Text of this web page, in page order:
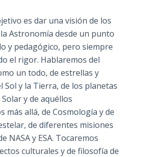
es dar una visión de los
Astronomía desde un punto
y pedagógico, pero siempre
el rigor. Hablaremos del
un todo, de estrellas y
Sol y la Tierra, de los planetas
y de aquéllos
más allá, de Cosmología y de
de diferentes misiones
NASA y ESA. Tocaremos
culturales y de filosofía de